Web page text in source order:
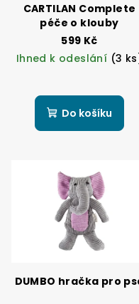
CARTILAN Complete
péče o klouby
599 Kč
Ihned k odeslání (3
Do košíku
DUMBO hračka pro